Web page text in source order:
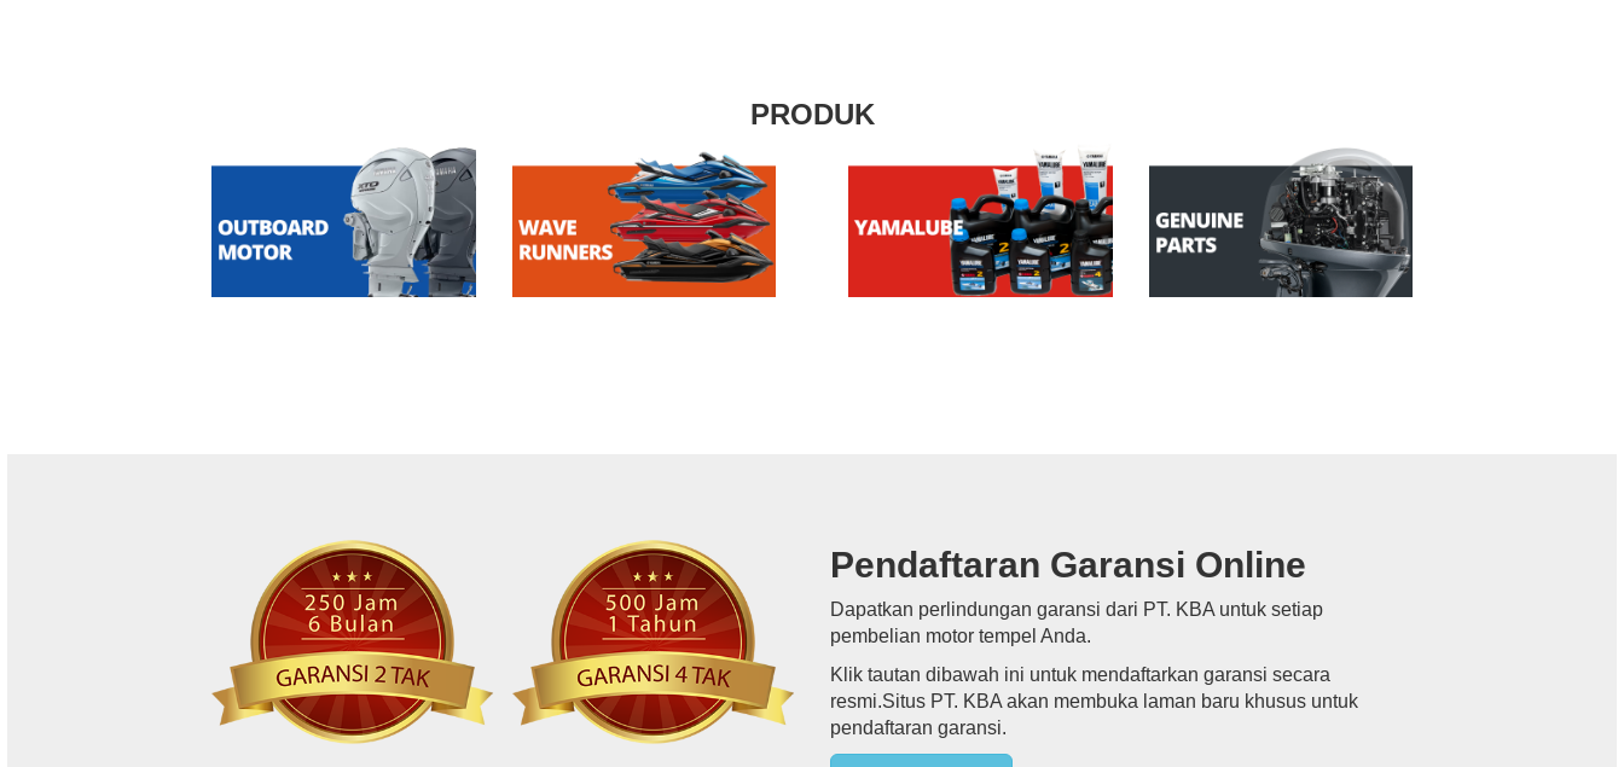
PRODUK
Pendaftaran Garansi Online
Dapatkan perlindungan garansi dari PT. KBA untuk setiap
pembelian motor tempel Anda.
Klik tautan dibawah ini untuk mendaftarkan garansi secara
resmi.Situs PT. KBA akan membuka laman baru khusus untuk
pendaftaran garansi.